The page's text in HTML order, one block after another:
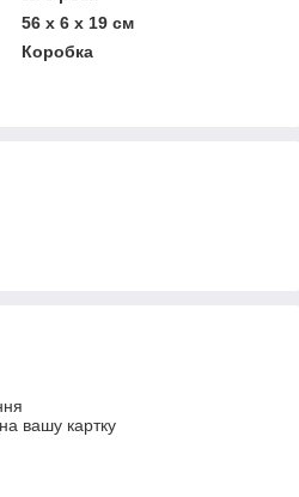
56 х 6 х 19 см
Коробка
вашу картку